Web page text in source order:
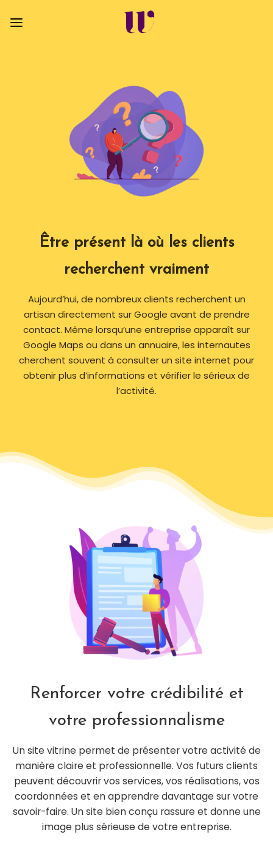
au
Être présent là où les clients
recherchent vraiment
Aujourd’hui, de nombreux clients recherchent un
artisan directement sur Google avant de prendre
contact. Même lorsqu’une entreprise apparaît sur
Google Maps ou dans un annuaire, les internautes
cherchent souvent à consulter un site internet pour
obtenir plus d’informations et vérifier le sérieux de
l’activité.
Renforcer votre crédibilité et
votre professionnalisme
Un site vitrine permet de présenter votre activité de
manière claire et professionnelle. Vos futurs clients
peuvent découvrir vos services, vos réalisations, vos
coordonnées et en apprendre davantage sur votre
savoir-faire. Un site bien conçu rassure et donne une
image plus sérieuse de votre entreprise.